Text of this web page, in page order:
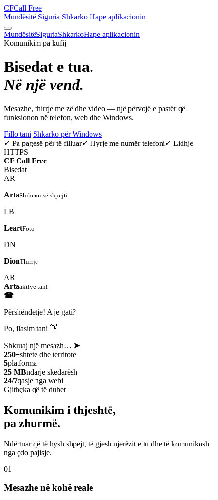
CFCall Free
Mundësitë Siguria Shkarko Hape aplikacionin
MundësitëSiguriaShkarkoHape aplikacionin
Komunikim pa kufij
Bisedat e tua.
Në një vend.
Mesazhe, thirrje me zë dhe video — një përvojë e pastër që
funksionon në telefon, web dhe Windows.
Fillo tani Shkarko për Windows
✓ Pa pagesë për të filluar✓ Hyrje me numër telefoni✓ Lidhje
HTTPS
CF Call Free
Bisedat
AR
ArtaShihemi së shpejti
LB
LeartFoto
DN
DionThirrje
AR
Artaaktive tani
☎
Përshëndetje! A je gati?
Po, flasim tani 👋
Shkruaj një mesazh… ➤
250+shtete dhe territore
5platforma
25 MBndarje skedarësh
24/7qasje nga webi
Gjithçka që të duhet
Komunikim i thjeshtë,
pa zhurmë.
Ndërtuar që të hysh shpejt, të gjesh njerëzit e tu dhe të komunikosh
nga çdo pajisje.
01
Mesazhe në kohë reale